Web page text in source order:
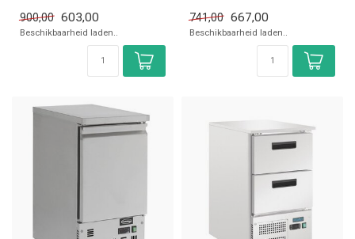
✓ Geventileerd
✓ Breedte 43,5 ...
900,00 603,00
Beschikbaarheid laden..
✓ Breedte 47,8 ...
741,00 667,00
Beschikbaarheid laden..